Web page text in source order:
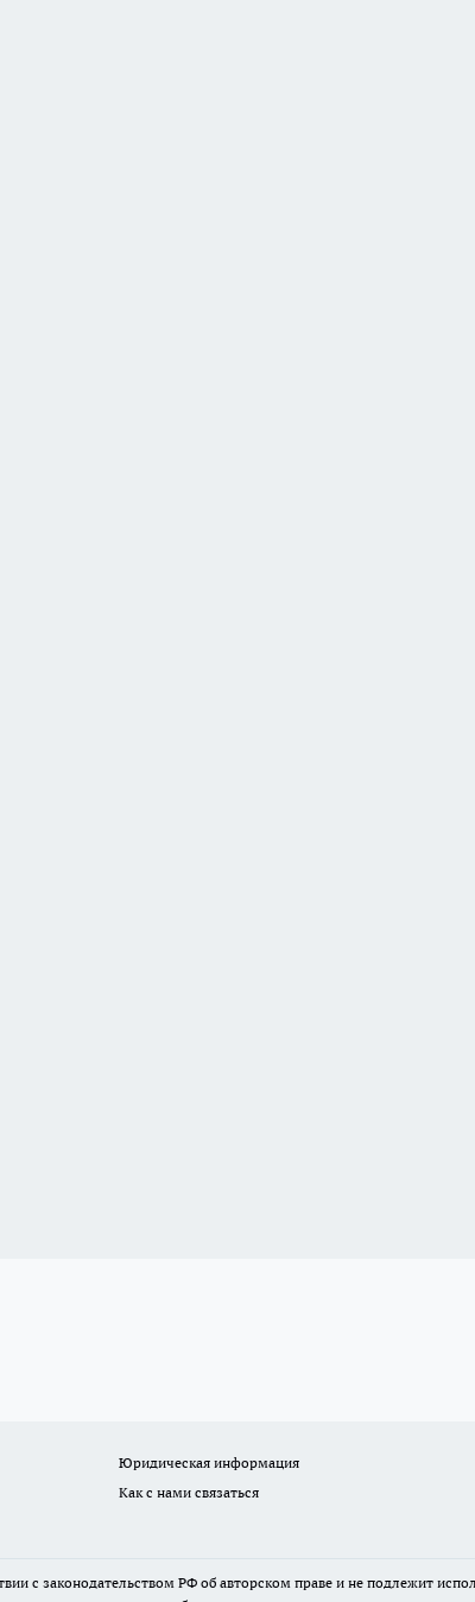
Юридическая информация
Как с нами связаться
с законодательством РФ об авторском праве и не подлежит